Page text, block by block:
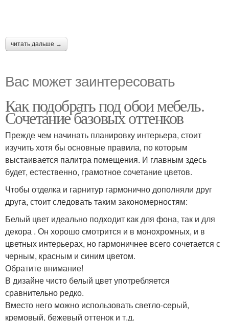
читать дальше →
Вас может заинтересовать
Как подобрать под обои мебель.
Сочетание базовых оттенков
Прежде чем начинать планировку интерьера, стоит
изучить хотя бы основные правила, по которым
выстаивается палитра помещения. И главным здесь
будет, естественно, грамотное сочетание цветов.
Чтобы отделка и гарнитур гармонично дополняли друг
друга, стоит следовать таким закономерностям:
Белый цвет идеально подходит как для фона, так и для
декора . Он хорошо смотрится и в монохромных, и в
цветных интерьерах, но гармоничнее всего сочетается с
черным, красным и синим цветом.
Обратите внимание!
В дизайне чисто белый цвет употребляется
сравнительно редко.
Вместо него можно использовать светло-серый,
кремовый, бежевый оттенок и т.д.